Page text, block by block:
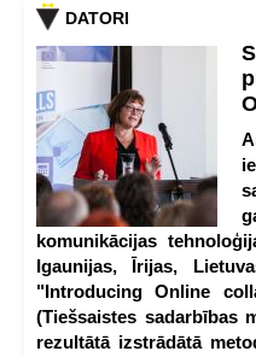
DATORI
komunikācijas
Igaunijas, Īrijas,
"Introducing Online
(Tiešsaistes sadarbības
rezultātā izstrādātā